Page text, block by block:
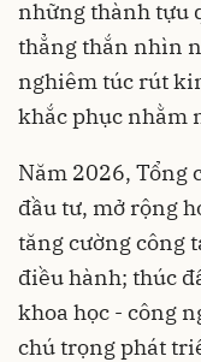
những thành tựu
thẳng thắn nhìn
nghiêm túc rút
khắc phục nhằm
Năm 2026, Tổng
đầu tư, mở rộng
tăng cường công
điều hành; thúc
khoa học - công
chú trọng phát